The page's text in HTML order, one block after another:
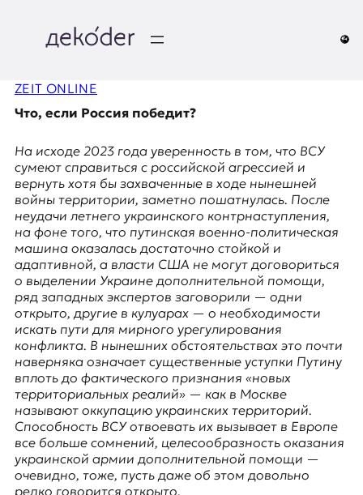
содержимому
e
k
o
d
e
r
|
D
E
K
O
D
ZEIT ONLINE
Что, если Россия победит?
На исходе 2023 года уверенность в том, что ВСУ
сумеют справиться с российской агрессией и
вернуть хотя бы захваченные в ходе нынешней
войны территории, заметно пошатнулась. После
неудачи летнего украинского контрнаступления,
на фоне того, что путинская военно-политическая
машина оказалась достаточно стойкой и
адаптивной, а власти США не могут договориться
о выделении Украине дополнительной помощи,
ряд западных экспертов заговорили — одни
открыто, другие в кулуарах — о необходимости
искать пути для мирного урегулирования
конфликта. В нынешних обстоятельствах это почти
наверняка означает существенные уступки Путину
вплоть до фактического признания «новых
территориальных реалий» — как в Москве
называют оккупацию украинских территорий.
Способность ВСУ отвоевать их вызывает в Европе
все больше сомнений, целесообразность оказания
украинской армии дополнительной помощи —
очевидно, тоже, пусть даже об этом довольно
редко говорится открыто.